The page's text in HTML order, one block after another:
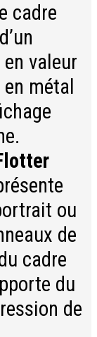
cadre
valeur
métal
ou
de
cadre
du
de